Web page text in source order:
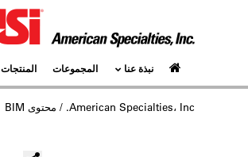
نبذة عنا المجموعات المنتجات
American Specialties، Inc. / محتوى BIM